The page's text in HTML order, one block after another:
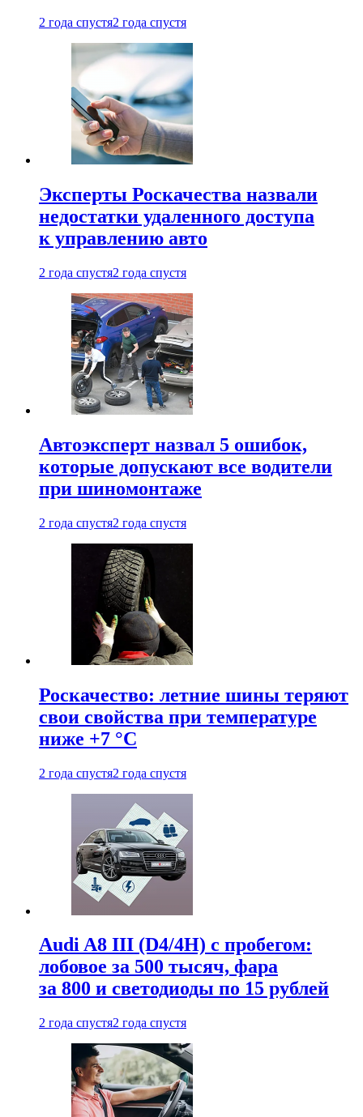
2 года спустя2 года спустя
Эксперты Роскачества назвали
недостатки удаленного доступа
к управлению авто
2 года спустя2 года спустя
Автоэксперт назвал 5 ошибок,
которые допускают все водители
при шиномонтаже
2 года спустя2 года спустя
Роскачество: летние шины теряют
свои свойства при температуре
ниже +7 °C
2 года спустя2 года спустя
Audi A8 III (D4/4H) c пробегом:
лобовое за 500 тысяч, фара
за 800 и светодиоды по 15 рублей
2 года спустя2 года спустя